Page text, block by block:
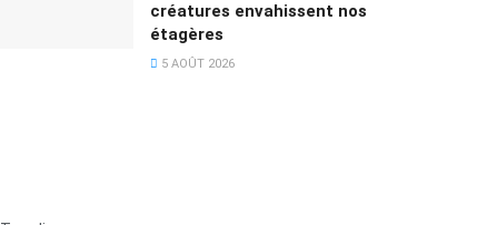
créatures envahissent nos
étagères
5 AOÛT 2026